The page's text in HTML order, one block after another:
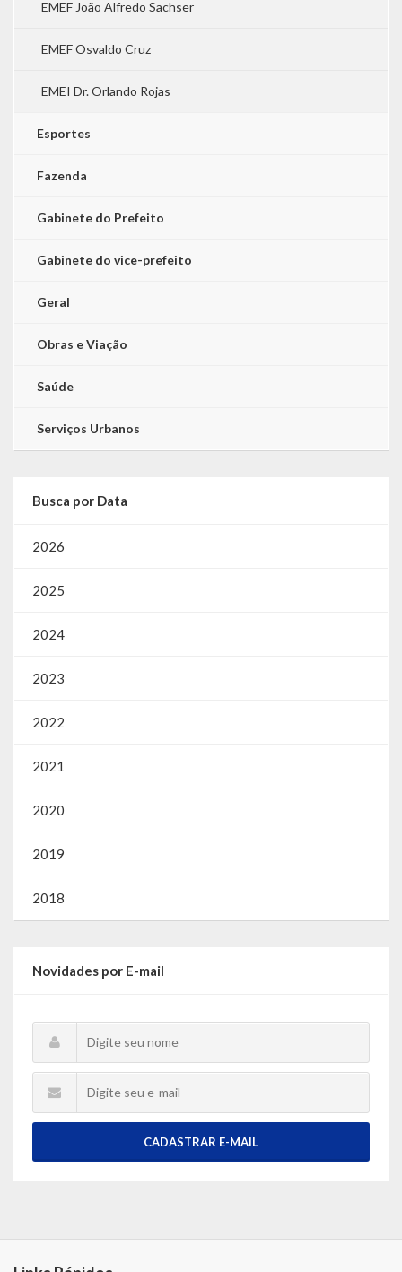
EMEF João Alfredo Sachser
EMEF Osvaldo Cruz
EMEI Dr. Orlando Rojas
Esportes
Fazenda
Gabinete do Prefeito
Gabinete do vice-prefeito
Geral
Obras e Viação
Saúde
Serviços Urbanos
Busca por Data
2026
2025
2024
2023
2022
2021
2020
2019
2018
Novidades por E-mail
CADASTRAR E-MAIL